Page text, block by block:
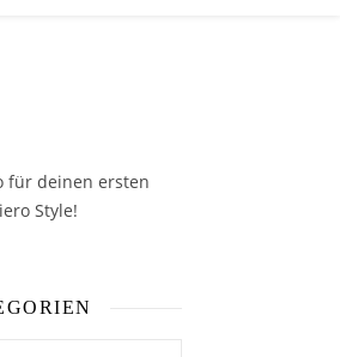
für deinen ersten
Style!